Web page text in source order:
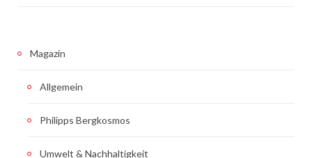
Magazin
Allgemein
Philipps Bergkosmos
Umwelt & Nachhaltigkeit